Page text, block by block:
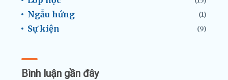
Ngẫu hứng (1)
Sự kiện (9)
Bình luận gần đây